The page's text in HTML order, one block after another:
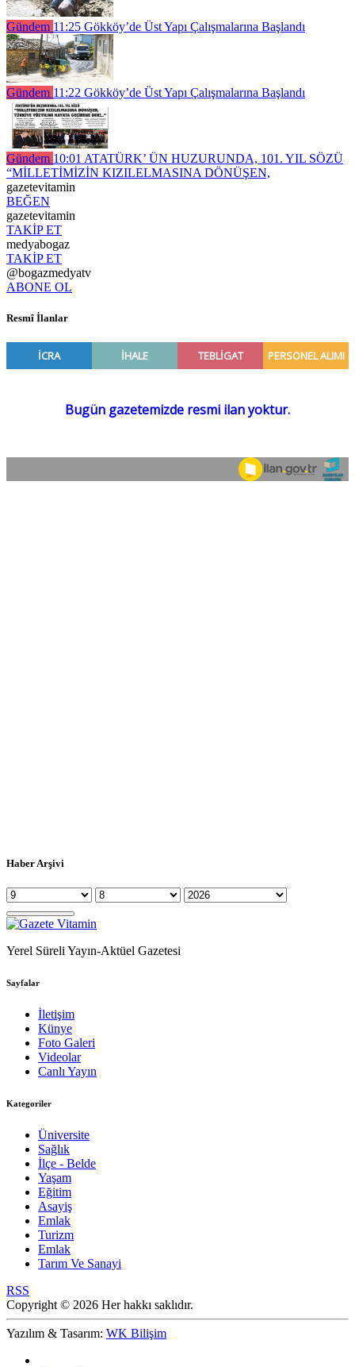
Gündem 11:25 Gökköy’de Üst Yapı Çalışmalarına Başlandı
Gündem 11:22 Gökköy’de Üst Yapı Çalışmalarına Başlandı
Gündem 10:01 ATATÜRK’ ÜN HUZURUNDA, 101. YIL SÖZÜ
“MİLLETİMİZİN KIZILELMASINA DÖNÜŞEN,
gazetevitamin
BEĞEN
gazetevitamin
TAKİP ET
medyabogaz
TAKİP ET
@bogazmedyatv
ABONE OL
Resmî İlanlar
Haber Arşivi
Yerel Süreli Yayın-Aktüel Gazetesi
Sayfalar
İletişim
Künye
Foto Galeri
Videolar
Canlı Yayın
Kategoriler
Üniversite
Sağlık
İlçe - Belde
Yaşam
Eğitim
Asayiş
Emlak
Turizm
Emlak
Tarım Ve Sanayi
RSS
Copyright © 2026 Her hakkı saklıdır.
Yazılım & Tasarım: WK Bilişim